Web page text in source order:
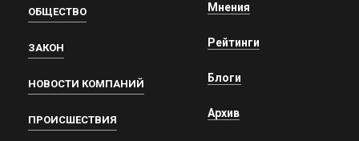
ОБЩЕСТВО
ЗАКОН
НОВОСТИ КОМПАНИЙ
ПРОИСШЕСТВИЯ
Мнения
Рейтинги
Блоги
Архив